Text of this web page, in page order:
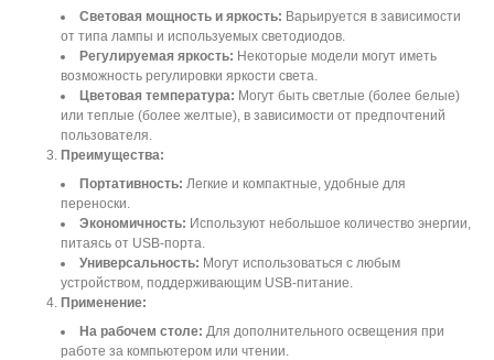
Световая мощность и яркость: Варьируется в зависимости
от типа лампы и используемых светодиодов.
Регулируемая яркость: Некоторые модели могут иметь
возможность регулировки яркости света.
Цветовая температура: Могут быть светлые (более белые)
или теплые (более желтые), в зависимости от предпочтений
пользователя.
Преимущества:
Портативность: Легкие и компактные, удобные для
переноски.
Экономичность: Используют небольшое количество энергии,
питаясь от USB-порта.
Универсальность: Могут использоваться с любым
устройством, поддерживающим USB-питание.
Применение:
На рабочем столе: Для дополнительного освещения при
работе за компьютером или чтении.